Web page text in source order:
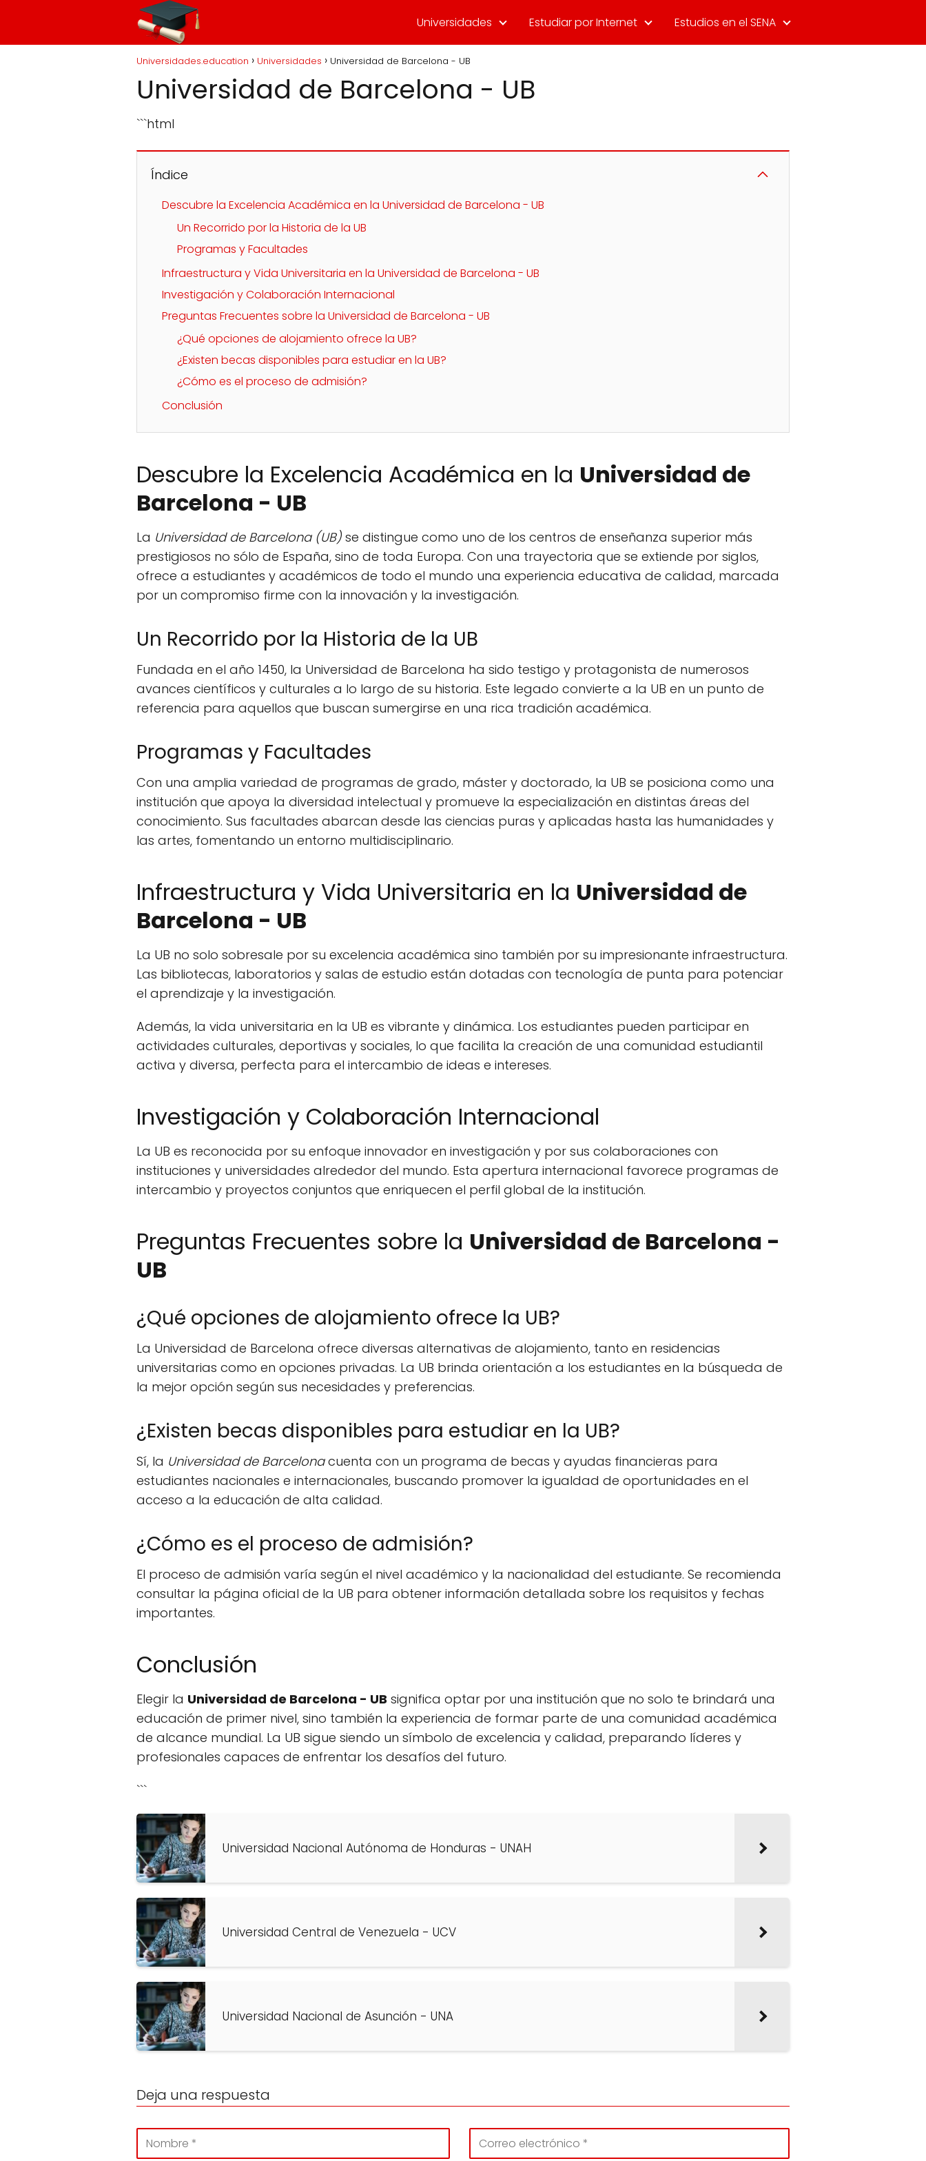
Universidades Estudiar por Internet Estudios en el SENA
Universidades.education Universidades Universidad de Barcelona - UB
Universidad de Barcelona - UB
```html
Índice
Descubre la Excelencia Académica en la Universidad de Barcelona - UB
Un Recorrido por la Historia de la UB
Programas y Facultades
Infraestructura y Vida Universitaria en la Universidad de Barcelona - UB
Investigación y Colaboración Internacional
Preguntas Frecuentes sobre la Universidad de Barcelona - UB
¿Qué opciones de alojamiento ofrece la UB?
¿Existen becas disponibles para estudiar en la UB?
¿Cómo es el proceso de admisión?
Conclusión
Descubre la Excelencia Académica en la Universidad de
Barcelona - UB
La Universidad de Barcelona (UB) se distingue como uno de los centros de enseñanza superior más
prestigiosos no sólo de España, sino de toda Europa. Con una trayectoria que se extiende por siglos,
ofrece a estudiantes y académicos de todo el mundo una experiencia educativa de calidad, marcada
por un compromiso firme con la innovación y la investigación.
Un Recorrido por la Historia de la UB
Fundada en el año 1450, la Universidad de Barcelona ha sido testigo y protagonista de numerosos
avances científicos y culturales a lo largo de su historia. Este legado convierte a la UB en un punto de
referencia para aquellos que buscan sumergirse en una rica tradición académica.
Programas y Facultades
Con una amplia variedad de programas de grado, máster y doctorado, la UB se posiciona como una
institución que apoya la diversidad intelectual y promueve la especialización en distintas áreas del
conocimiento. Sus facultades abarcan desde las ciencias puras y aplicadas hasta las humanidades y
las artes, fomentando un entorno multidisciplinario.
Infraestructura y Vida Universitaria en la Universidad de
Barcelona - UB
La UB no solo sobresale por su excelencia académica sino también por su impresionante infraestructura.
Las bibliotecas, laboratorios y salas de estudio están dotadas con tecnología de punta para potenciar
el aprendizaje y la investigación.
Además, la vida universitaria en la UB es vibrante y dinámica. Los estudiantes pueden participar en
actividades culturales, deportivas y sociales, lo que facilita la creación de una comunidad estudiantil
activa y diversa, perfecta para el intercambio de ideas e intereses.
Investigación y Colaboración Internacional
La UB es reconocida por su enfoque innovador en investigación y por sus colaboraciones con
instituciones y universidades alrededor del mundo. Esta apertura internacional favorece programas de
intercambio y proyectos conjuntos que enriquecen el perfil global de la institución.
Preguntas Frecuentes sobre la Universidad de Barcelona -
UB
¿Qué opciones de alojamiento ofrece la UB?
La Universidad de Barcelona ofrece diversas alternativas de alojamiento, tanto en residencias
universitarias como en opciones privadas. La UB brinda orientación a los estudiantes en la búsqueda de
la mejor opción según sus necesidades y preferencias.
¿Existen becas disponibles para estudiar en la UB?
Sí, la Universidad de Barcelonacuenta con un programa de becas y ayudas financieras para
estudiantes nacionales e internacionales, buscando promover la igualdad de oportunidades en el
acceso a la educación de alta calidad.
¿Cómo es el proceso de admisión?
El proceso de admisión varía según el nivel académico y la nacionalidad del estudiante. Se recomienda
consultar la página oficial de la UB para obtener información detallada sobre los requisitos y fechas
importantes.
Conclusión
Elegir la Universidad de Barcelona - UB significa optar por una institución que no solo te brindará una
educación de primer nivel, sino también la experiencia de formar parte de una comunidad académica
de alcance mundial. La UB sigue siendo un símbolo de excelencia y calidad, preparando líderes y
profesionales capaces de enfrentar los desafíos del futuro.
```
Universidad Nacional Autónoma de Honduras - UNAH
Universidad Central de Venezuela - UCV
Universidad Nacional de Asunción - UNA
Deja una respuesta